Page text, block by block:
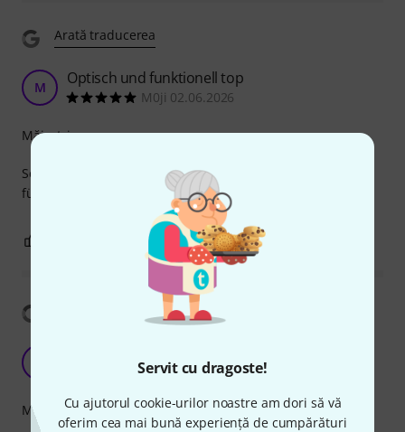
Servit cu dragoste!
Cu ajutorul cookie-urilor noastre am dori să vă
oferim cea mai bună experiență de cumpărături
Arată traducerea
M Optisch und funktionell top
M0ji 02.06.2026
Sehen gut aus, stehen stabil, sind haltbar und bieten auch
für große Boxen ausreichend Standfläche.
Măiestrie
SEMNALEAZA UN ABUZ
Steven_G 25.11.2025
Măiestrie